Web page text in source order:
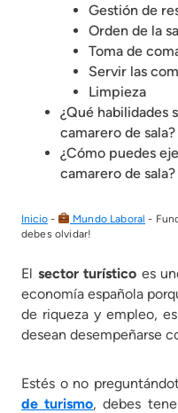
Gestión de
Orden de la
Toma de
Servir las
Limpieza
¿Qué habilidades
camarero de sala?
¿Cómo puedes
camarero de sala?
Inicio- Mundo Laboral -
debes olvidar!
El sector turístico es
economía española
de riqueza y empleo,
desean desempeñarse
Estés o no
de turismo, debes